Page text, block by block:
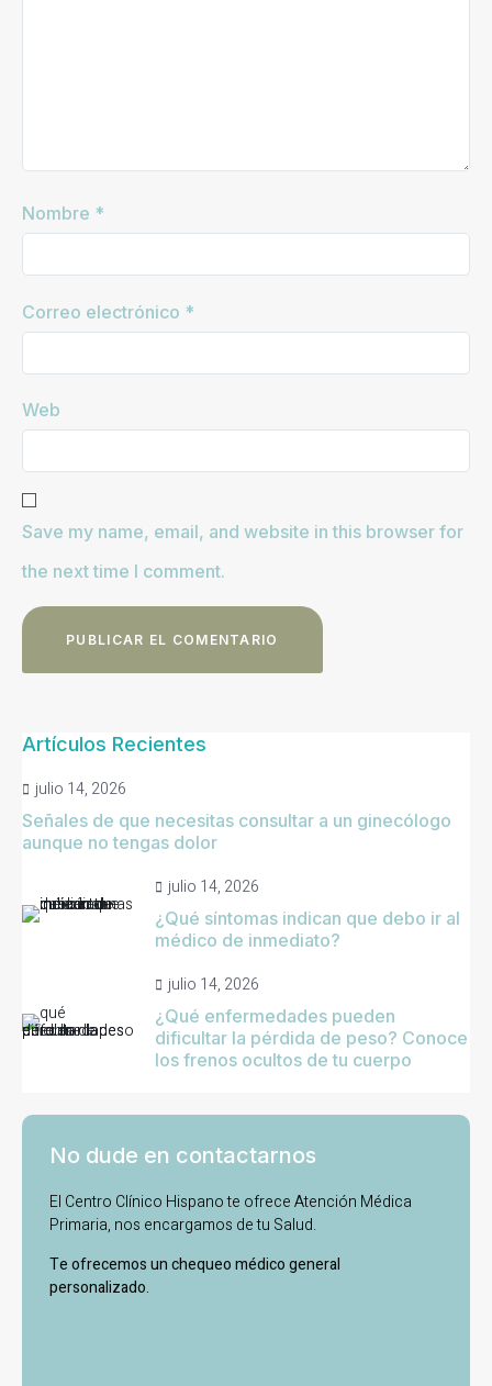
Nombre *
Correo electrónico *
Web
Save my name, email, and website in this browser for
the next time I comment.
Artículos Recientes
julio 14, 2026
Señales de que necesitas consultar a un ginecólogo
aunque no tengas dolor
julio 14, 2026
¿Qué síntomas indican que debo ir al
médico de inmediato?
julio 14, 2026
¿Qué enfermedades pueden
dificultar la pérdida de peso? Conoce
los frenos ocultos de tu cuerpo
No dude en contactarnos
El Centro Clínico Hispano te ofrece Atención Médica
Primaria, nos encargamos de tu Salud.
Te ofrecemos un chequeo médico general
personalizado.